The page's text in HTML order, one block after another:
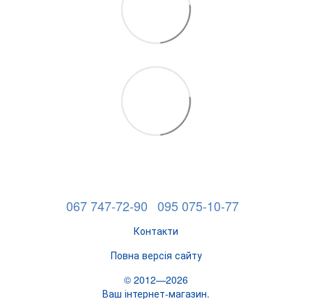
067 747-72-90 095 075-10-77
Контакти
Повна версія сайту
© 2012—2026
Ваш інтернет-магазин.